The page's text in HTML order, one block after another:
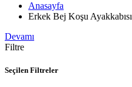
Anasayfa
Erkek Bej Koşu Ayakkabısı
Devamı
Filtre
Seçilen Filtreler